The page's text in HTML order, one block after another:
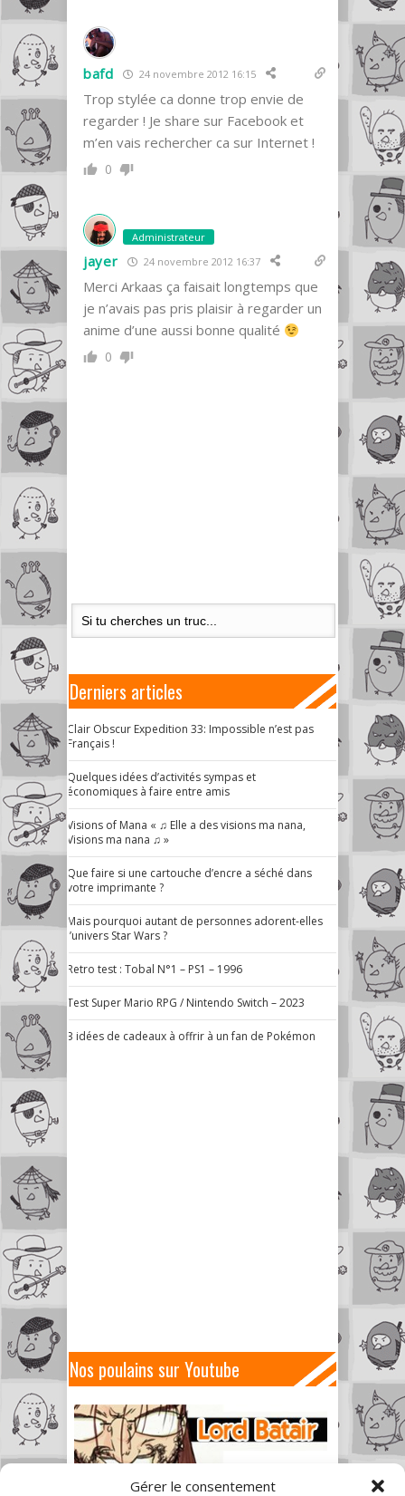
Gérer le consentement
bafd 24 novembre 2012 16:15
Trop stylée ca donne trop envie de
regarder ! Je share sur Facebook et
m’en vais rechercher ca sur Internet !
0
Administrateur
jayer 24 novembre 2012 16:37
Merci Arkaas ça faisait longtemps que
je n’avais pas pris plaisir à regarder un
anime d’une aussi bonne qualité
0
Derniers articles
Clair Obscur Expedition 33: Impossible n’est pas
Français !
Quelques idées d’activités sympas et
économiques à faire entre amis
Visions of Mana « ♫ Elle a des visions ma nana,
Visions ma nana ♫ »
Que faire si une cartouche d’encre a séché dans
votre imprimante ?
Mais pourquoi autant de personnes adorent-elles
l’univers Star Wars ?
Retro test : Tobal N°1 – PS1 – 1996
Test Super Mario RPG / Nintendo Switch – 2023
3 idées de cadeaux à offrir à un fan de Pokémon
Nos poulains sur Youtube